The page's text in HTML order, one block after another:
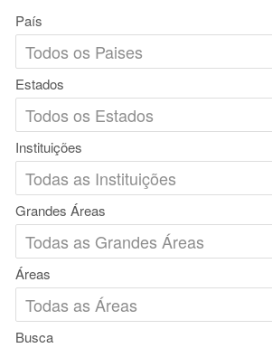
País
Estados
Instituições
Grandes Áreas
Áreas
Busca